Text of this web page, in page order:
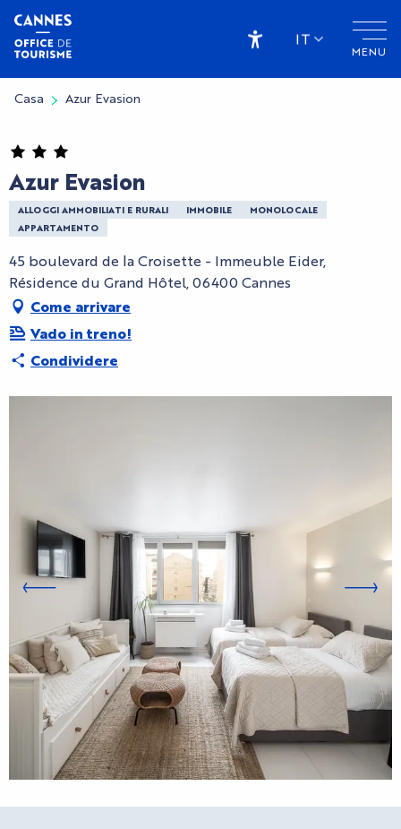
Aller
contenu
principal
MENU
Accessibilité
IT
Casa Azur Evasion
Azur Evasion
ALLOGGI AMMOBILIATI E RURALI IMMOBILE
MONOLOCALE
APPARTAMENTO
45 boulevard de la Croisette - Immeuble Eider,
Résidence du Grand Hôtel, 06400 Cannes
Come arrivare
Vado in treno!
Condividere